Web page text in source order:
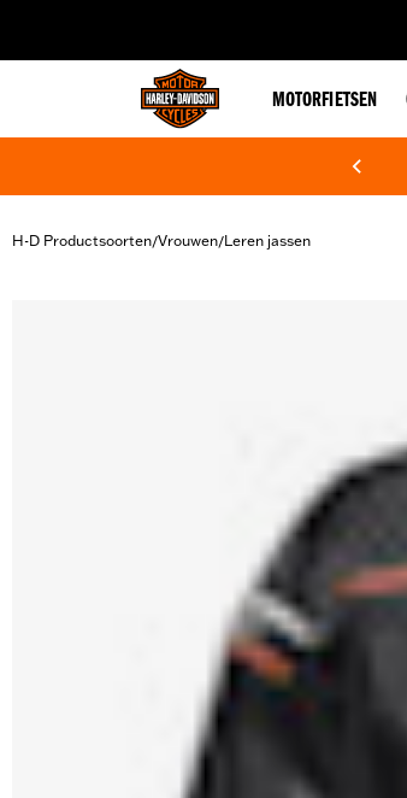
MOTORFIETSEN
H-D Productsoorten/Vrouwen/Leren jassen